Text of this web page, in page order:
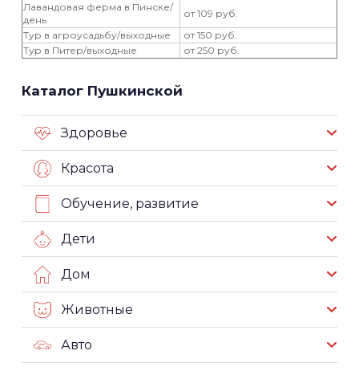
Лавандовая ферма в Пинске/
день
от 109 руб.
Тур в агроусадьбу/выходные
от 150 руб.
Тур в Питер/выходные
от 250 руб.
Каталог Пушкинской
Здоровье
Красота
Обучение, развитие
Дети
Дом
Животные
Авто